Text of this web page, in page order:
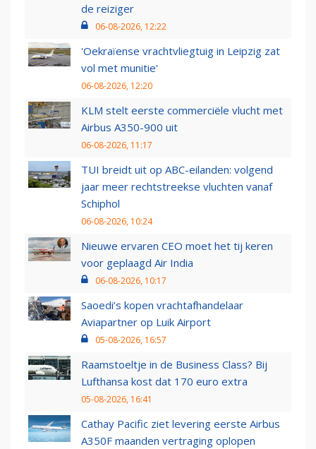
de reiziger
06-08-2026, 12:22
'Oekraïense vrachtvliegtuig in Leipzig zat
vol met munitie'
06-08-2026, 12:20
KLM stelt eerste commerciële vlucht met
Airbus A350-900 uit
06-08-2026, 11:17
TUI breidt uit op ABC-eilanden: volgend
jaar meer rechtstreekse vluchten vanaf
Schiphol
06-08-2026, 10:24
Nieuwe ervaren CEO moet het tij keren
voor geplaagd Air India
06-08-2026, 10:17
Saoedi’s kopen vrachtafhandelaar
Aviapartner op Luik Airport
05-08-2026, 16:57
Raamstoeltje in de Business Class? Bij
Lufthansa kost dat 170 euro extra
05-08-2026, 16:41
Cathay Pacific ziet levering eerste Airbus
A350F maanden vertraging oplopen